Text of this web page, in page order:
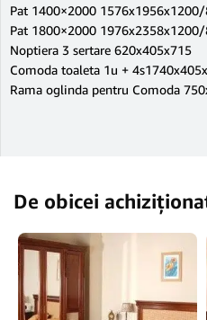
Pat 1400×2000
Pat 1800×2000
Noptiera 3 sertare 620x405x715
Comoda toaleta 1u +
Rama oglinda pentru Comoda
De obicei